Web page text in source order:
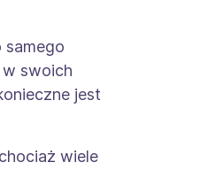
samego
w swoich
jest
wiele